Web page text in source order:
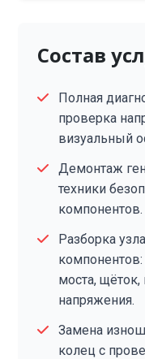
Состав
Полная
проверка
визуальный
Демонтаж
техники
компонентов.
Разборка
компонентов:
моста,
напряжения.
Замена
колец с